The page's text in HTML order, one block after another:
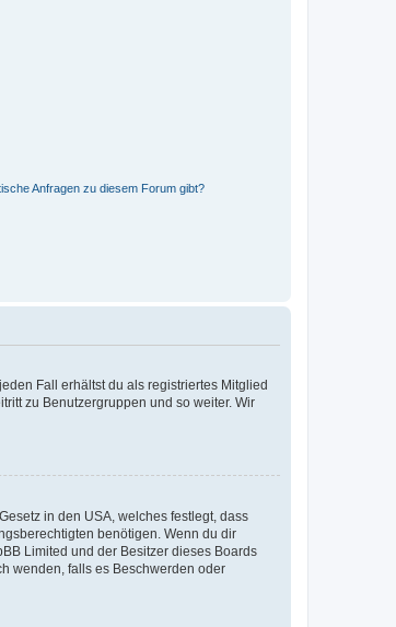
Anfragen zu diesem Forum gibt?
Fall erhältst du als registriertes Mitglied
zu Benutzergruppen und so weiter. Wir
in den USA, welches festlegt, dass
benötigen. Wenn du dir
Limited und der Besitzer dieses Boards
wenden, falls es Beschwerden oder